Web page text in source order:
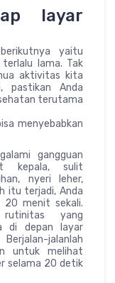
layar
yaitu
lama. Tak
aktivitas kita
pastikan Anda
terutama
menyebabkan
gangguan
kepala, sulit
nyeri leher,
itu terjadi, Anda
20 menit sekali.
yang
di depan layar
jalanlah
untuk melihat
selama 20 detik